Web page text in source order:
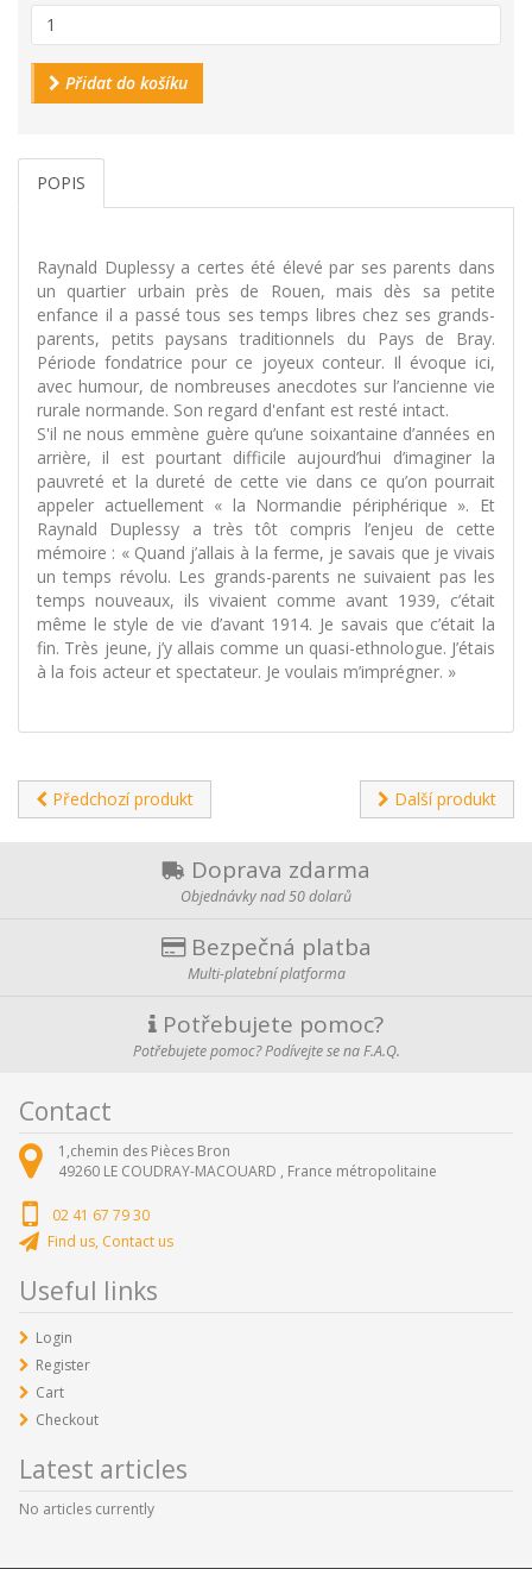
Přidat do košíku
POPIS
Raynald Duplessy a certes été élevé par ses parents dans
un quartier urbain près de Rouen, mais dès sa petite
enfance il a passé tous ses temps libres chez ses grands-
parents, petits paysans traditionnels du Pays de Bray.
Période fondatrice pour ce joyeux conteur. Il évoque ici,
avec humour, de nombreuses anecdotes sur l’ancienne vie
rurale normande. Son regard d'enfant est resté intact.
S'il ne nous emmène guère qu’une soixantaine d’années en
arrière, il est pourtant difficile aujourd’hui d’imaginer la
pauvreté et la dureté de cette vie dans ce qu’on pourrait
appeler actuellement « la Normandie périphérique ». Et
Raynald Duplessy a très tôt compris l’enjeu de cette
mémoire : « Quand j’allais à la ferme, je savais que je vivais
un temps révolu. Les grands-parents ne suivaient pas les
temps nouveaux, ils vivaient comme avant 1939, c’était
même le style de vie d’avant 1914. Je savais que c’était la
fin. Très jeune, j’y allais comme un quasi-ethnologue. J’étais
à la fois acteur et spectateur. Je voulais m’imprégner. »
Předchozí produkt Další produkt
Doprava zdarma
Objednávky nad 50 dolarů
Bezpečná platba
Multi-platební platforma
Potřebujete pomoc?
Potřebujete pomoc? Podívejte se na F.A.Q.
Contact
1,chemin des Pièces Bron
49260 LE COUDRAY-MACOUARD , France métropolitaine
02 41 67 79 30
Find us, Contact us
Useful links
Login
Register
Cart
Checkout
Latest articles
No articles currently